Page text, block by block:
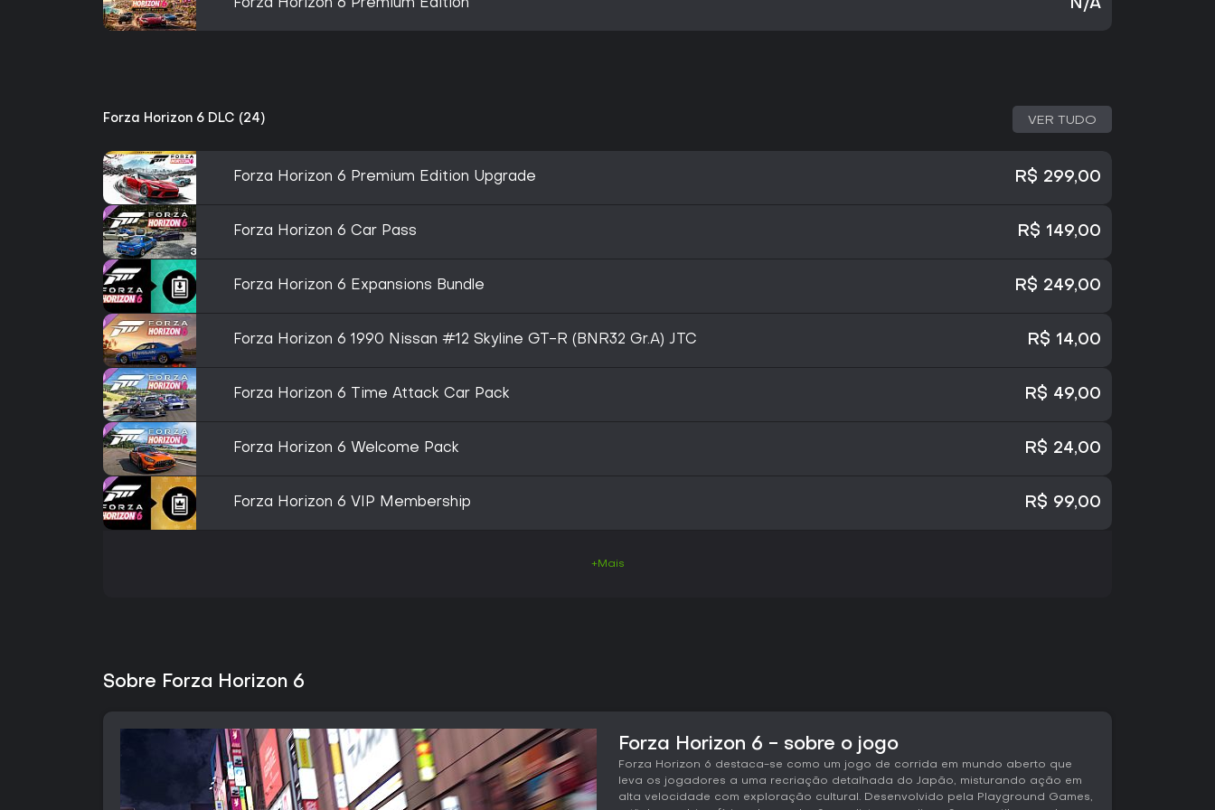
Forza Horizon 6 Premium Edition N/A
Forza Horizon 6 DLC (24) VER TUDO
Forza Horizon 6 Premium Edition Upgrade R$ 299,00
Forza Horizon 6 Car Pass R$ 149,00
Forza Horizon 6 Expansions Bundle R$ 249,00
Forza Horizon 6 1990 Nissan #12 Skyline GT-R (BNR32 Gr.A) JTC R$ 14,00
Forza Horizon 6 Time Attack Car Pack R$ 49,00
Forza Horizon 6 Welcome Pack R$ 24,00
Forza Horizon 6 VIP Membership R$ 99,00
+Mais
Sobre Forza Horizon 6
Forza Horizon 6 - sobre o jogo
Forza Horizon 6 destaca-se como um jogo de corrida em mundo aberto que
leva os jogadores a uma recriação detalhada do Japão, misturando ação em
alta velocidade com exploração cultural. Desenvolvido pela Playground Games,